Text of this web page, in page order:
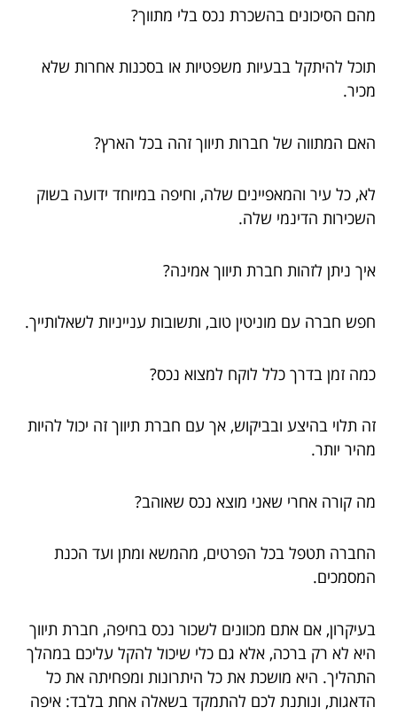
מהם הסיכונים בהשכרת נכס בלי מתווך?
תוכל להיתקל בבעיות משפטיות או בסכנות אחרות שלא
מכיר.
האם המתווה של חברות תיווך זהה בכל הארץ?
לא, כל עיר והמאפיינים שלה, וחיפה במיוחד ידועה בשוק
השכירות הדינמי שלה.
איך ניתן לזהות חברת תיווך אמינה?
חפש חברה עם מוניטין טוב, ותשובות ענייניות לשאלותייך.
כמה זמן בדרך כלל לוקח למצוא נכס?
זה תלוי בהיצע ובביקוש, אך עם חברת תיווך זה יכול להיות
מהיר יותר.
מה קורה אחרי שאני מוצא נכס שאוהב?
החברה תטפל בכל הפרטים, מהמשא ומתן ועד הכנת
המסמכים.
בעיקרון, אם אתם מכוונים לשכור נכס בחיפה, חברת תיווך
היא לא רק ברכה, אלא גם כלי שיכול להקל עליכם במהלך
התהליך. היא מושכת את כל היתרונות ומפחיתה את כל
הדאגות, ונותנת לכם להתמקד בשאלה אחת בלבד: איפה